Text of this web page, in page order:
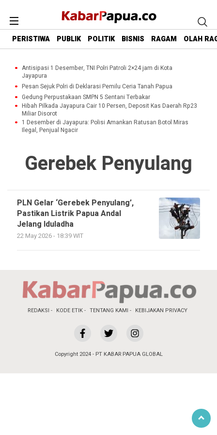
PERISTIWA PUBLIK POLITIK BISNIS RAGAM OLAH
Antisipasi 1 Desember, TNI Polri Patroli 2×24 jam di Kota
Jayapura
Pesan Sejuk Polri di Deklarasi Pemilu Ceria Tanah Papua
Gedung Perpustakaan SMPN 5 Sentani Terbakar
Hibah Pilkada Jayapura Cair 10 Persen, Deposit Kas Daerah Rp23
Miliar Disorot
1 Desember di Jayapura: Polisi Amankan Ratusan Botol Miras
Ilegal, Penjual Ngacir
Gerebek Penyulang
PLN Gelar ‘Gerebek Penyulang’,
Pastikan Listrik Papua Andal
Jelang Iduladha
22 May 2026 - 18:39 WIT
REDAKSI KODE ETIK TENTANG KAMI KEBIJAKAN PRIVACY
Copyright 2024 - PT KABAR PAPUA GLOBAL